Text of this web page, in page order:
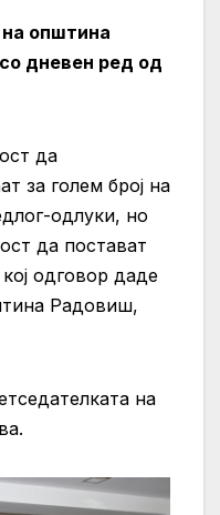
општина
дневен ред од
да
за голем број на
одлуки, но
да постават
одговор даде
Радовиш,
на